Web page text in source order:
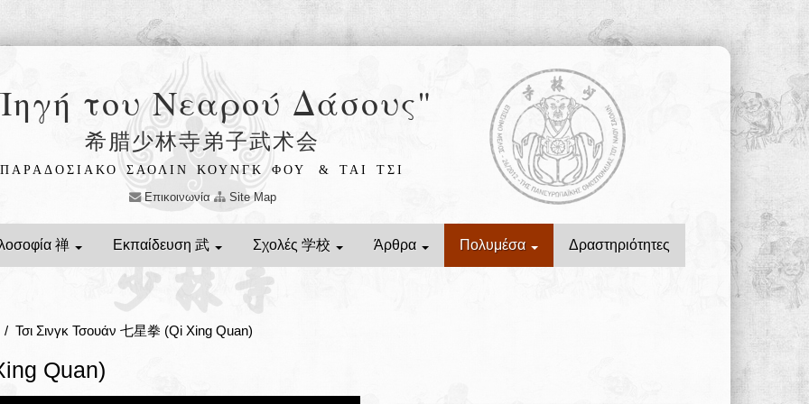
του Νεαρού Δάσους"
希腊少林寺弟子武术会
ΠΑΡΑΔΟΣΙΑΚΟ ΣΑΟΛΙΝ ΚΟΥΝΓΚ ΦΟΥ
& ΤΑΙ ΤΣΙ
Επικοινωνία
Site Map
禅 Εκπαίδευση 武 Σχολές 学校 Άρθρα Πολυμέσα Δραστηριότητες
Τσι Σινγκ Τσουάν 七星拳 (Qi Xing Quan)
Quan)